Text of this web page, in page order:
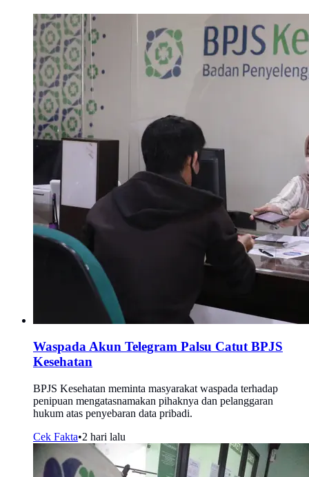
Waspada Akun Telegram Palsu Catut BPJS
Kesehatan
BPJS Kesehatan meminta masyarakat waspada terhadap
penipuan mengatasnamakan pihaknya dan pelanggaran
hukum atas penyebaran data pribadi.
Cek Fakta•2 hari lalu